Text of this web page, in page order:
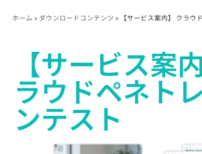
ホーム » ダウンロードコンテンツ » 【サービス案内】 クラウ
【サービス案
ラウドペネト
ンテスト